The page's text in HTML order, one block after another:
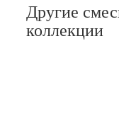
Другие
коллекции